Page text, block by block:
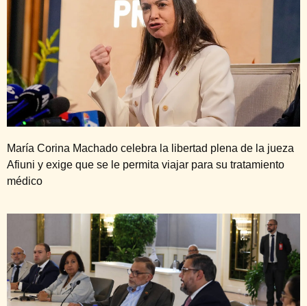
María Corina Machado celebra la libertad plena de la jueza
Afiuni y exige que se le permita viajar para su tratamiento
médico